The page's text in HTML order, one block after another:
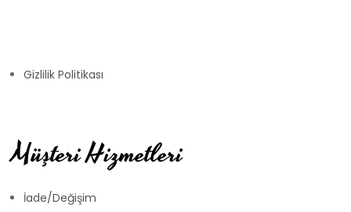
Gizlilik Politikası
Müşteri Hizmetleri
İade/Değişim